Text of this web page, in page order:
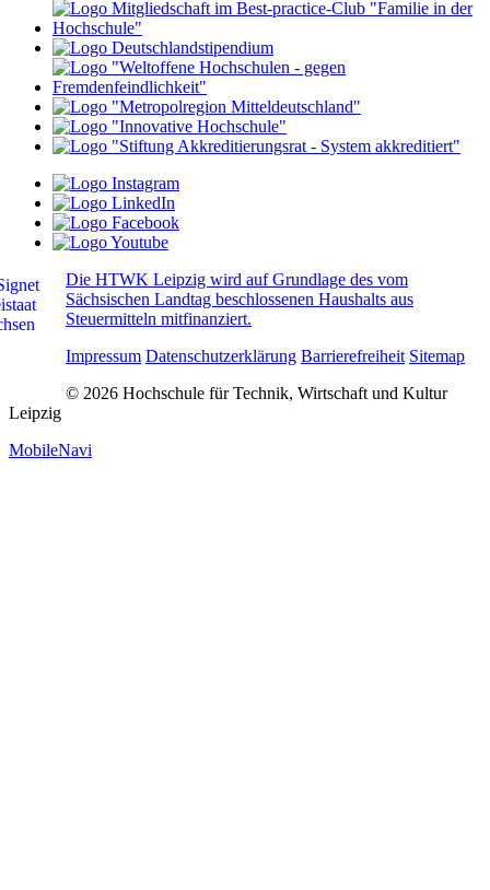
Die HTWK Leipzig wird auf Grundlage des vom
Sächsischen Landtag beschlossenen Haushalts aus
Steuermitteln mitfinanziert.
Impressum Datenschutzerklärung Barrierefreiheit Sitemap
© 2026 Hochschule für Technik, Wirtschaft und Kultur
Leipzig
MobileNavi